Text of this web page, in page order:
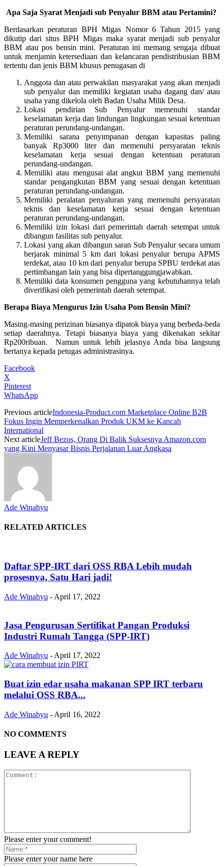
Apa Saja Syarat Menjadi sub Penyalur BBM atau Pertamini?
Berdasarkan peraturan BPH Migas Nomor 6 Tahun 2015 yang
dikutip dari situs BPH Migas maka syarat menjadi sub penyalur
BBM atau pos bensin mini. Peraturan ini memang sengaja dibuat
untuk menjamin ketersediaan dan kelancaran pendistribusian BBM
tertentu dan jenis BBM khusus penugasan di
Anggota dan atau perwakilan masyarakat yang akan menjadi
sub penyalur dan memiliki kegiatan usaha dagang dan/ atau
usaha yang dikelola oleh Badan Usaha Milik Desa.
Lokasi pendirian Sub Penyalur memenuhi standar
keselamatan kerja dan lindungan lingkungan sesuai ketentuan
peraturan perundang-undangan.
Memiliki sarana penyimpanan dengan kapasitas paling
banyak Rp3000 liter dan memenuhi persyaratan teknis
keselamatan kerja sesuai dengan ketentuan peraturan
perundang-undangan.
Memiliki atau mengusai alat angkut BBM yang memenuhi
standar pengangkutan BBM yang sesuai dengan ketentuan
peraturan perundang-undangan.
Memiliki peralatan penyaluran yang memenuhi persyaratan
teknis dan keselamatan kerja sesuai dengan ketentuan
peraturan perundang-undangan.
Memiliki izin lokasi dari pemerintah daerah setempat untuk
dibangun fasilitas sub penyalur.
Lokasi yang akan dibangun saran Sub Penyalur secara umum
berjarak minimal 5 km dari lokasi penyalur berupa APMS
terdekat, atau 10 km dari penyalur berupa SPBU terdekat atas
pertimbangan lain yang bisa dipertanggungjawabkan.
Memiliki data konsumen pengguna yang kebutuhannya telah
diverifikasi oleh pemerintah daerah setempat.
Berapa Biaya Mengurus Izin Usaha Pom Bensin Mini?
Masing-masing perizinan biasanya dipatok biaya yang berbeda-beda
setiap daerahnya. Tetapi biasanya biaya yang dikenakan sekitar
Rp200ribuan. Namun untuk lebih jelasnya Anda bisa langsung
bertanya kepada petugas administrasinya.
Facebook
X
Pinterest
WhatsApp
Previous articleIndonesia-Product.com Marketplace Online B2B
Fokus Ingin Memperkenalkan Produk UKM ke Kancah
International
Next articleJeff Bezos, Orang Di Balik Suksesnya Amazon.com
yang Kini Menyasar Bisnis Perjalanan Luar Angkasa
Ade Winahyu
RELATED ARTICLES
Daftar SPP-IRT dari OSS RBA Lebih mudah
prosesnya, Satu Hari jadi!
Ade Winahyu - April 17, 2022
Jasa Pengurusan Sertifikat Pangan Produksi
Industri Rumah Tangga (SPP-IRT)
Ade Winahyu - April 17, 2022
Buat izin edar usaha makanan SPP IRT terbaru
melalui OSS RBA...
Ade Winahyu - April 16, 2022
NO COMMENTS
LEAVE A REPLY
Please enter your comment!
Please enter your name here